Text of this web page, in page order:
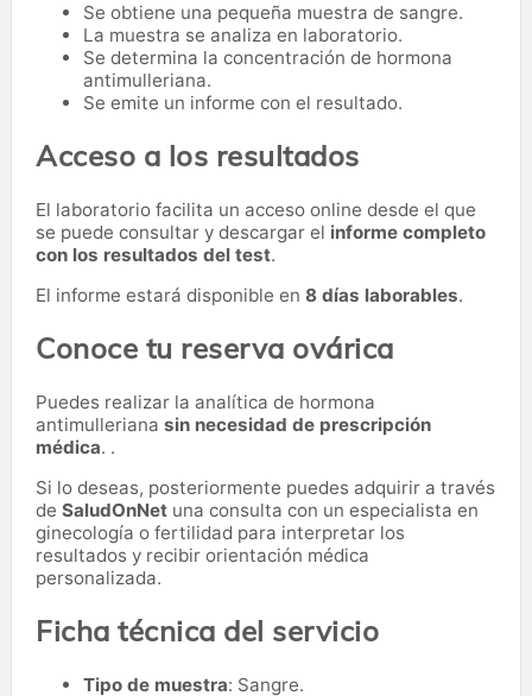
Se obtiene una pequeña muestra de sangre.
La muestra se analiza en laboratorio.
Se determina la concentración de hormona
antimulleriana.
Se emite un informe con el resultado.
Acceso a los resultados
El laboratorio facilita un acceso online desde el que
se puede consultar y descargar el informe completo
con los resultados del test.
El informe estará disponible en 8 días laborables.
Conoce tu reserva ovárica
Puedes realizar la analítica de hormona
antimulleriana sin necesidad de prescripción
médica. .
Si lo deseas, posteriormente puedes adquirir a través
de SaludOnNet una consulta con un especialista en
ginecología o fertilidad para interpretar los
resultados y recibir orientación médica
personalizada.
Ficha técnica del servicio
Tipo de muestra: Sangre.